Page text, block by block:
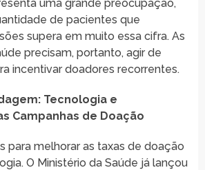
uma grande preocupação,
de pacientes que
supera em muito essa cifra. As
precisam, portanto, agir de
incentivar doadores recorrentes.
Tecnologia e
Campanhas de Doação
para melhorar as taxas de doação
O Ministério da Saúde já lançou